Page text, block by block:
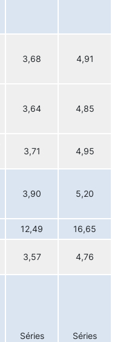
3,68 4,91
3,64 4,85
3,71 4,95
3,90 5,20
12,49 16,65
3,57 4,76
Séries Séries